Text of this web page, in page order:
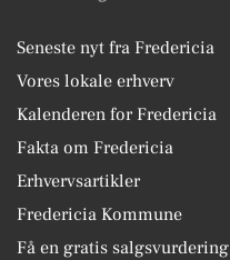
Seneste nyt fra Fredericia
Vores lokale erhverv
Kalenderen for Fredericia
Fakta om Fredericia
Erhvervsartikler
Fredericia Kommune
Få en gratis salgsvurdering